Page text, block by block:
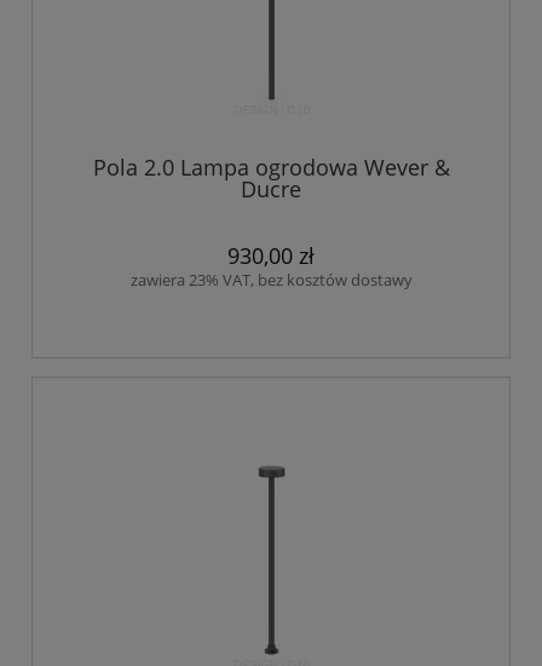
Pola 2.0 Lampa ogrodowa Wever &
Ducre
930,00 zł
zawiera 23% VAT, bez kosztów dostawy